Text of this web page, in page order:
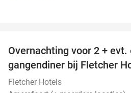
Overnachting voor 2 +
gangendiner bij Fletcher
Fletcher Hotels